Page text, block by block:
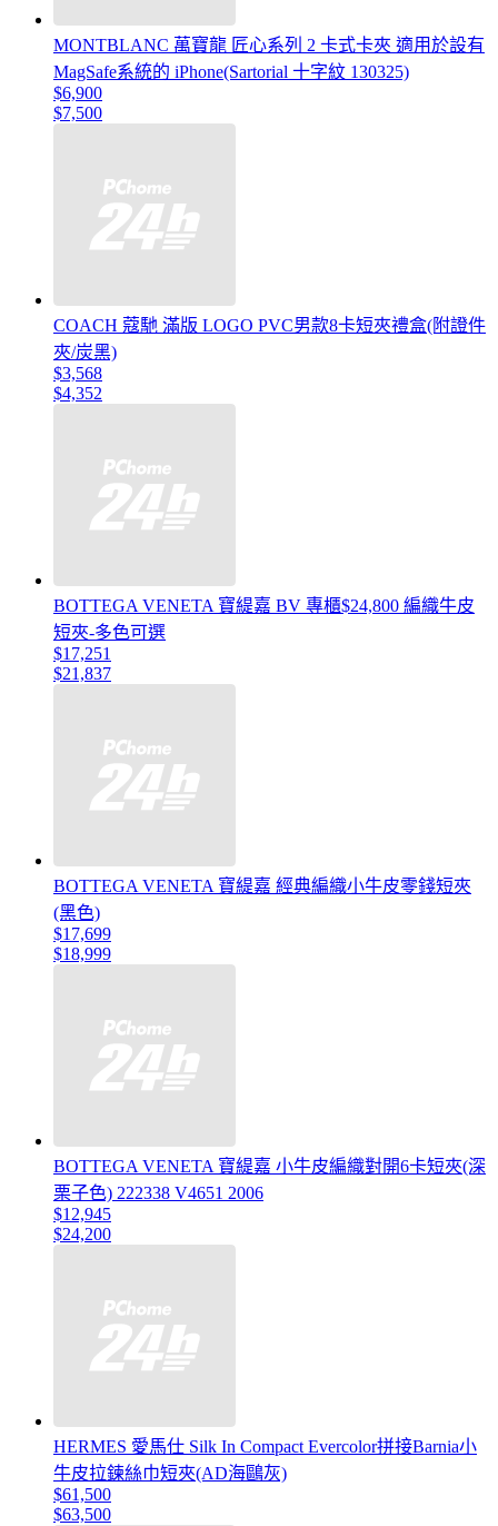
MONTBLANC 萬寶龍 匠心系列 2 卡式卡夾 適用於設有
MagSafe系統的 iPhone(Sartorial 十字紋 130325)
$6,900
$7,500
COACH 蔻馳 滿版 LOGO PVC男款8卡短夾禮盒(附證件
夾/炭黑)
$3,568
$4,352
BOTTEGA VENETA 寶緹嘉 BV 專櫃$24,800 編織牛皮
短夾-多色可選
$17,251
$21,837
BOTTEGA VENETA 寶緹嘉 經典編織小牛皮零錢短夾
(黑色)
$17,699
$18,999
BOTTEGA VENETA 寶緹嘉 小牛皮編織對開6卡短夾(深
栗子色) 222338 V4651 2006
$12,945
$24,200
HERMES 愛馬仕 Silk In Compact Evercolor拼接Barnia小
牛皮拉鍊絲巾短夾(AD海鷗灰)
$61,500
$63,500